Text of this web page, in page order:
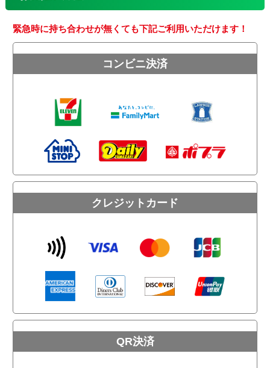
緊急時に持ち合わせが無くても下記ご利用いただけます！
コンビニ決済
クレジットカード
QR決済